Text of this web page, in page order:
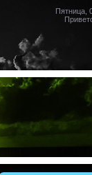
Пятница,